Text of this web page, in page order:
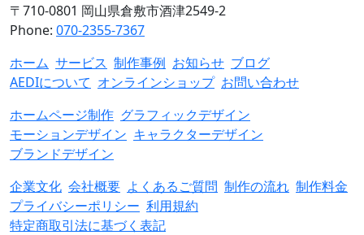
〒710-0801 岡山県倉敷市酒津2549-2
Phone: 070-2355-7367
ホーム サービス 制作事例 お知らせ ブログ
AEDIについて オンラインショップ お問い合わせ
ホームページ制作 グラフィックデザイン
モーションデザイン キャラクターデザイン
ブランドデザイン
企業文化 会社概要 よくあるご質問 制作の流れ 制作料金
プライバシーポリシー 利用規約
特定商取引法に基づく表記